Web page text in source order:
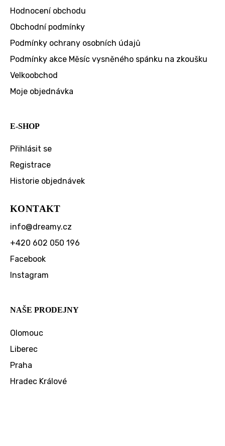
Hodnocení obchodu
Obchodní podmínky
Podmínky ochrany osobních údajů
Podmínky akce Měsíc vysněného spánku na zkoušku
Velkoobchod
Moje objednávka
E-SHOP
Přihlásit se
Registrace
Historie objednávek
KONTAKT
info@dreamy.cz
+420 602 050 196
Facebook
Instagram
NAŠE PRODEJNY
Olomouc
Liberec
Praha
Hradec Králové